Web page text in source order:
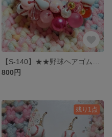
800円
残り1点